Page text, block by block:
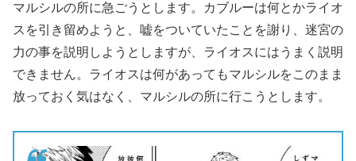
マルシルの所に急ごうとします。カブルーは何とかライオ
スを引き留めようと、嘘をついていたことを謝り、迷宮の
力の事を説明しようとしますが、ライオスにはうまく説明
できません。ライオスは何があってもマルシルをこのまま
放っておく気はなく、マルシルの所に行こうとします。